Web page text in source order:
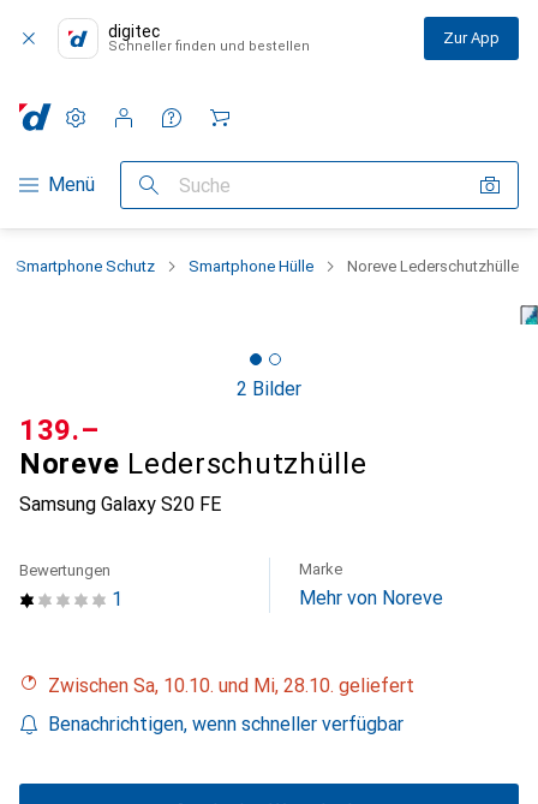
digitec
Schneller finden und bestellen Zur App
Navigation nach Kategorien
Menü Suche
Einstellungen
Kundenkonto
Vergleichslisten
Merklisten
Warenkorb
Smartphone Schutz Smartphone Hülle Noreve Lederschutzhülle
2 Bilder
Noreve Lederschutzhülle
Samsung Galaxy S20 FE
CHF
139.–
1
Bewertungen Marke
Mehr von Noreve
Zwischen Sa, 10.10. und Mi, 28.10. geliefert
Benachrichtigen, wenn schneller verfügbar